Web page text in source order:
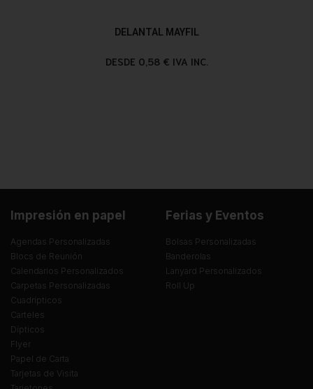
DELANTAL MAYFIL
DESDE 0,58 € IVA INC.
Impresión en papel
Agendas Personalizadas
Blocs de Reunión
Calendarios Personalizados
Carpetas Personalizadas
Cuadrípticos
Carteles
Dípticos
Flyer
Papel de Carta
Tarjetas de Visita
Ferias y Eventos
Bolsas Personalizadas
Banderolas
Lanyard Personalizados
Roll Up